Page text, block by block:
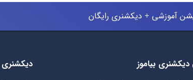
آموزشی + دیکشنری رایگان
بیاموز